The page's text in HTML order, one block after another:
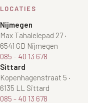
LOCATIES
Nijmegen
Max Tahalelepad 27·
6541 GD Nijmegen
085 - 40 13 678
Sittard
Kopenhagenstraat 5 ·
6135 LL Sittard
085 - 40 13 678